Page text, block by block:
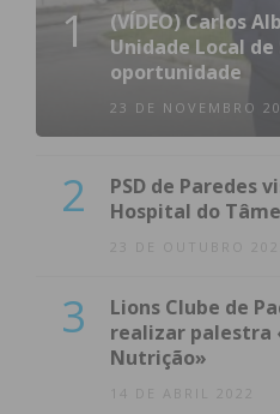
1
(VÍDEO) Carlos
Unidade Local
oportunidade
23 DE NOVEMBRO
2
PSD de Paredes
Hospital do
23 DE OUTUBRO 2023
3
Lions Clube de
realizar palestra
Nutrição»
14 DE ABRIL 2022